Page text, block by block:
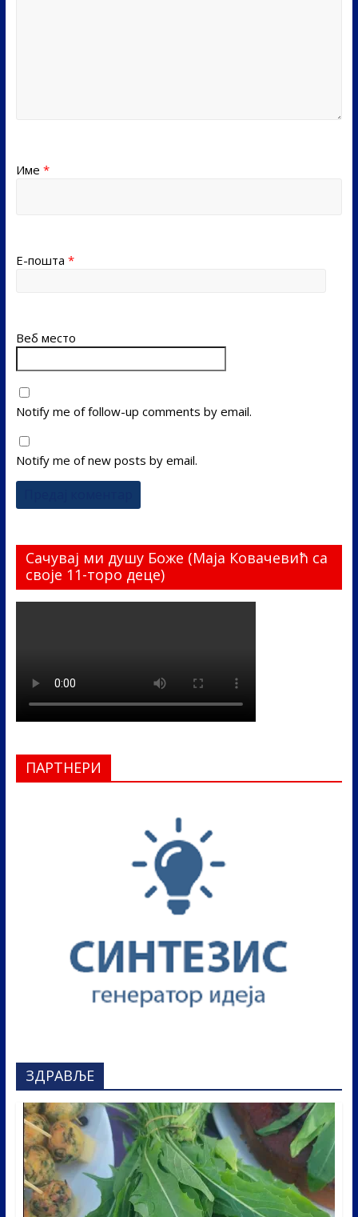
Име *
Е-пошта *
Веб место
Notify me of follow-up comments by email.
Notify me of new posts by email.
Сачувај ми душу Боже (Маја Ковачевић са
своје 11-торо деце)
ПАРТНЕРИ
ЗДРАВЉЕ